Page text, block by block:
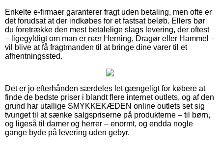
Enkelte e-firmaer garanterer fragt uden betaling, men ofte er
det forudsat at der indkøbes for et fastsat beløb. Ellers bør
du foretrække den mest betalelige slags levering, der oftest
– ligegyldigt om man er nær Herning, Dragør eller Hammel –
vil blive at få fragtmanden til at bringe dine varer til et
afhentningssted.
Det er jo efterhånden særdeles let gængeligt for købere at
finde de bedste priser i blandt flere internet outlets, og af den
grund har utallige SMYKKEKÆDEN online outlets set sig
tvunget til at sænke salgspriserne på produkterne – til børn,
og ligeså til damer og herrer – enormt, og endda nogle
gange byde på levering uden gebyr.